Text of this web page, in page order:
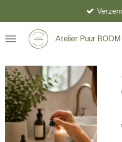
direct
naar
hoofdinhoud
Atelier Puur BOOM